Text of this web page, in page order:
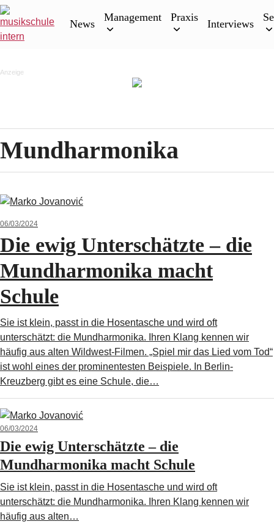
Skip
to
content
News
Management Praxis
Interviews
Anzeige
Mundharmonika
06/03/2024
Die ewig Unterschätzte – die
Mundharmonika macht
Schule
Sie ist klein, passt in die Hosentasche und wird oft
unterschätzt: die Mundharmonika. Ihren Klang kennen wir
häufig aus alten Wildwest-Filmen. „Spiel mir das Lied vom Tod“
ist wohl eines der prominentesten Beispiele. In Berlin-
Kreuzberg gibt es eine Schule, die…
06/03/2024
Die ewig Unterschätzte – die
Mundharmonika macht Schule
Sie ist klein, passt in die Hosentasche und wird oft
unterschätzt: die Mundharmonika. Ihren Klang kennen wir
häufig aus alten…